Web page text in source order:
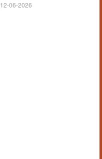
12-06-2026